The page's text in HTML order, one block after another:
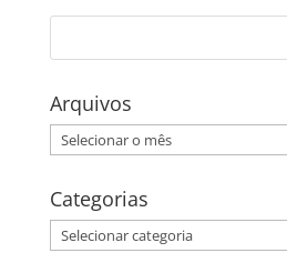
Arquivos
Arquivos
Categorias
Categorias